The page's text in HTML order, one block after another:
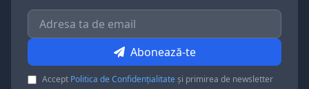
Abonează-te
Accept Politica de Confidențialitateși primirea de newsletter